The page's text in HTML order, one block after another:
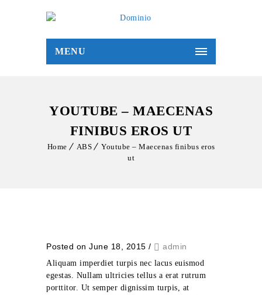
MENU
YOUTUBE – MAECENAS
FINIBUS EROS UT
Home ABS
Youtube – Maecenas finibus eros
ut
Posted on June 18, 2015 / admin
Aliquam imperdiet turpis nec lacus euismod
egestas. Nullam ultricies tellus a erat rutrum
porttitor. Ut semper dignissim turpis, at